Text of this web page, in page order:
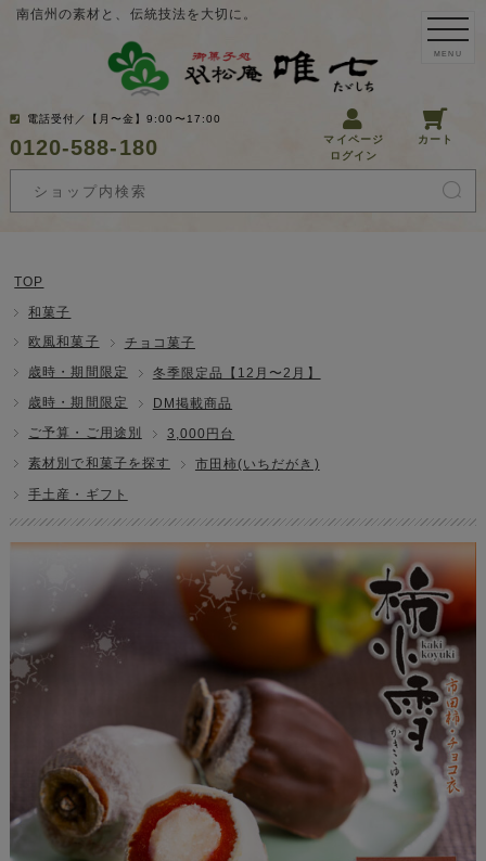
南信州の素材と、伝統技法を大切に。
電話受付／【月〜金】9:00〜17:00
0120-588-180
マイページ
ログイン
カート
MENU
TOP
和菓子
欧風和菓子
チョコ菓子
歳時・期間限定
冬季限定品【12月〜2月】
歳時・期間限定
DM掲載商品
ご予算・ご用途別
3,000円台
素材別で和菓子を探す
市田柿(いちだがき)
手土産・ギフト